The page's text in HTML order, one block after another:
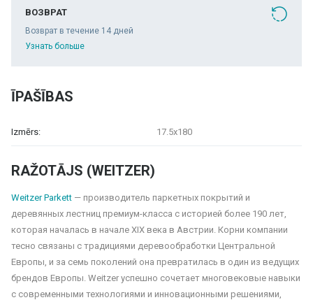
RAŽOTĀJS (WEITZER)
Weitzer Parkett — производитель паркетных покрытий и
деревянных лестниц премиум-класса с историей более 190 лет,
которая началась в начале XIX века в Австрии. Корни компании
тесно связаны с традициями деревообработки Центральной
Европы, и за семь поколений она превратилась в один из ведущих
брендов Европы. Weitzer успешно сочетает многовековые навыки
с современными технологиями и инновационными решениями,
ВОЗВРАТ
Возврат в течение 14 дней
Узнать больше
ĪPAŠĪBAS
Izmērs: 17.5x180